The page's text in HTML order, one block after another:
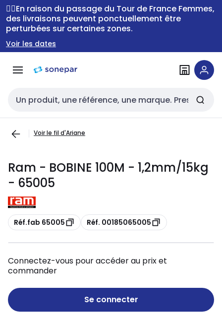
Passer à la
navigation
Passer
au
contenu
🚴‍♂️En raison du passage du Tour de France Femmes,
des livraisons peuvent ponctuellement être
perturbées sur certaines zones.
Voir les dates
Entrée de recherche
Voir le fil d'Ariane
Ram - BOBINE 100M - 1,2mm/15kg
- 65005
Copie
Réf.fab 65005 Copie
Réf. 00185065005
Connectez-vous pour accéder au prix et
commander
Se connecter